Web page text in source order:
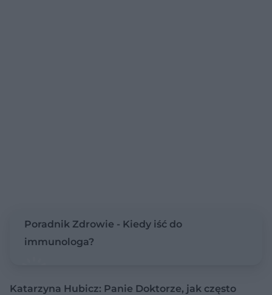
Poradnik Zdrowie - Kiedy iść do
immunologa?
Katarzyna Hubicz: Panie Doktorze, jak często